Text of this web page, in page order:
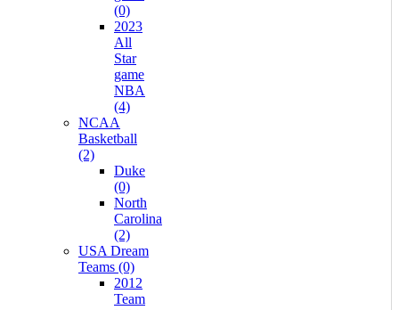
(0)
2023
All
Star
game
NBA
(4)
NCAA
Basketball
(2)
Duke
(0)
North
Carolina
(2)
USA Dream
Teams (0)
2012
Team